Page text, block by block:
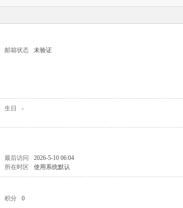
邮箱状态 未验证
生日
-
最后访问
2026-5-10 06:04
所在时区 使用系统默认
积分
0